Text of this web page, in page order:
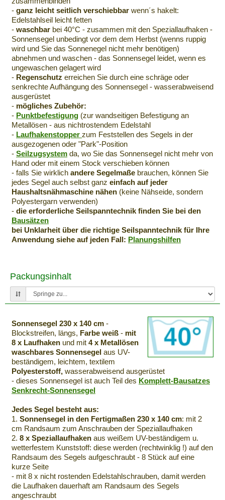
- ganz leicht seitlich verschiebbar wenn´s hakelt:
Edelstahlseil leicht fetten
- waschbar bei 40°C - zusammen mit den Speziallaufhaken -
Sonnensegel unbedingt vor dem dem Herbst (wenns ruppig
wird und Sie das Sonnenegel nicht mehr benötigen)
abnehmen und waschen - das Sonnensegel leidet, wenn es
ungewaschen gelagert wird
- Regenschutz erreichen Sie durch eine schräge oder
senkrechte Aufhängung des Sonnensegel - wasserabweisend
ausgerüstet
- mögliches Zubehör:
- Punktbefestigung (zur wandseitigen Befestigung an
Metallösen - aus nichtrostendem Edelstahl
- Laufhakenstopper zum Feststellen des Segels in der
ausgezogenen oder "Park"-Position
- Seilzugsystem da, wo Sie das Sonnensegel nicht mehr von
Hand oder mit einem Stock verschieben können
- falls Sie wirklich andere Segelmaße brauchen, können Sie
jedes Segel auch selbst ganz einfach auf jeder
Haushaltsnähmaschine nähen (keine Nähseide, sondern
Polyestergarn verwenden)
- die erforderliche Seilspanntechnik finden Sie bei den
Bausätzen
bei Unklarheit über die richtige Seilspanntechnik für Ihre
Anwendung siehe auf jeden Fall: Planungshilfen
Packungsinhalt
Sonnensegel 230 x 140 cm -
Blockstreifen, längs, Farbe weiß - mit
8 x Laufhaken und mit 4 x Metallösen
waschbares Sonnensegel aus UV-
beständigem, leichtem, textilem
Polyesterstoff, wasserabweisend ausgerüstet
- dieses Sonnensegel ist auch Teil des Komplett-Bausatzes
Senkrecht-Sonnensegel
Jedes Segel besteht aus:
1. Sonnensegel in den Fertigmaßen 230 x 140 cm: mit 2
cm Randsaum zum Anschrauben der Speziallaufhaken
2. 8 x Speziallaufhaken aus weißem UV-beständigem u.
wetterfestem Kunststoff: diese werden (rechtwinklig !) auf den
Randsaum des Segels aufgeschraubt - 8 Stück auf eine
kurze Seite
- mit 8 x nicht rostenden Edelstahlschrauben, damit werden
die Laufhaken dauerhaft am Randsaum des Segels
angeschraubt